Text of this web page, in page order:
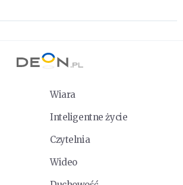
Wiara
Inteligentne życie
Czytelnia
Wideo